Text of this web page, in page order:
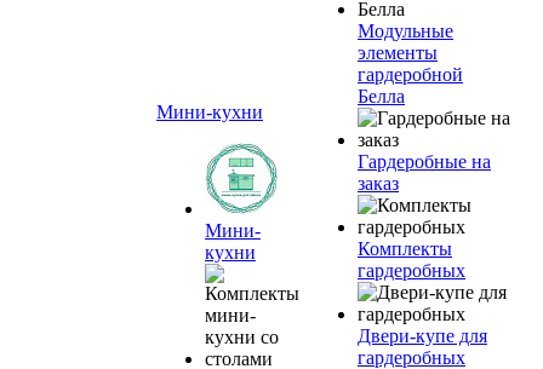
Мини-кухни
Мини-
кухни
Модульные
элементы
гардеробной
Белла
Гардеробные на
заказ
Комплекты
гардеробных
Двери-купе для
гардеробных